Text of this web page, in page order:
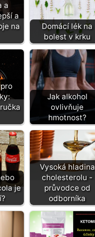
a
a
na
Domácí lék na
bolest v krku
Jak alkohol
ovlivňuje
hmotnost?
je
Vysoká hladina
cholesterolu -
průvodce od
odborníka